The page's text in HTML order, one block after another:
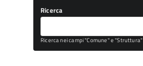
Ricerca
Ricerca nei campi "Comune" e "Struttura"